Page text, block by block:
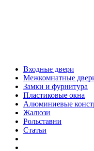
Входные двери
Межкомнатные
Замки и фурнитура
Пластиковые окна
Алюминиевые
Жалюзи
Рольставни
Статьи